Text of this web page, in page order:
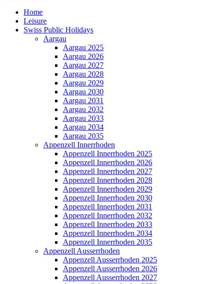
Home
Leisure
Swiss Public Holidays
Aargau
Aargau 2025
Aargau 2026
Aargau 2027
Aargau 2028
Aargau 2029
Aargau 2030
Aargau 2031
Aargau 2032
Aargau 2033
Aargau 2034
Aargau 2035
Appenzell Innerrhoden
Appenzell Innerrhoden 2025
Appenzell Innerrhoden 2026
Appenzell Innerrhoden 2027
Appenzell Innerrhoden 2028
Appenzell Innerrhoden 2029
Appenzell Innerrhoden 2030
Appenzell Innerrhoden 2031
Appenzell Innerrhoden 2032
Appenzell Innerrhoden 2033
Appenzell Innerrhoden 2034
Appenzell Innerrhoden 2035
Appenzell Ausserrhoden
Appenzell Ausserrhoden 2025
Appenzell Ausserrhoden 2026
Appenzell Ausserrhoden 2027